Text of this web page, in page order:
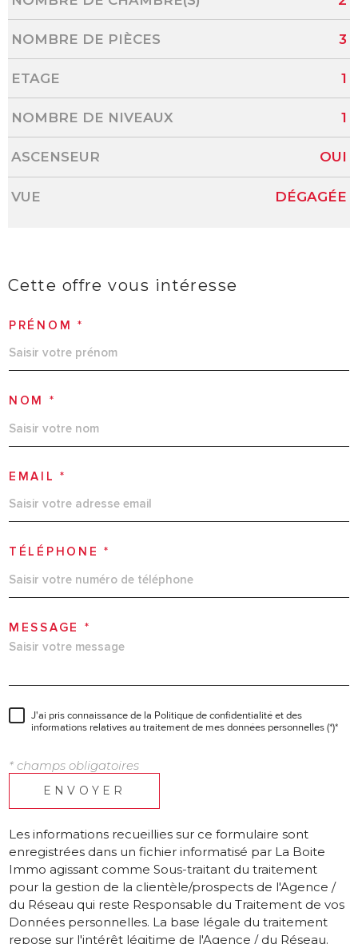
NOMBRE DE PIÈCES 3
ETAGE 1
NOMBRE DE NIVEAUX 1
ASCENSEUR OUI
VUE DÉGAGÉE
Cette offre vous intéresse
PRÉNOM *
NOM *
EMAIL *
TÉLÉPHONE *
MESSAGE *
J'ai pris connaissance de la Politique de confidentialité et des
informations relatives au traitement de mes données personnelles (*)*
* champs obligatoires
ENVOYER
Les informations recueillies sur ce formulaire sont
enregistrées dans un fichier informatisé par La Boite
Immo agissant comme Sous-traitant du traitement
pour la gestion de la clientèle/prospects de l'Agence /
du Réseau qui reste Responsable du Traitement de vos
Données personnelles. La base légale du traitement
repose sur l'intérêt légitime de l'Agence / du Réseau.